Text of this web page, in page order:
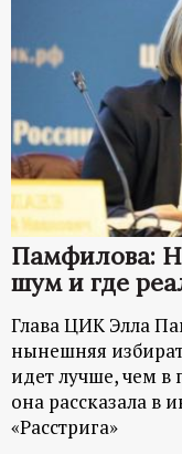
Памфилова:
шум и где
Глава ЦИК Элла
нынешняя
идет лучше, чем
она рассказала в
«Расстрига»